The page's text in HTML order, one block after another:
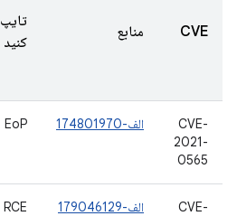
CVE منابع
تایپ
کنید
CVE-
2021-
0565
الف-174801970 EoP
CVE-
الف-179046129 RCE